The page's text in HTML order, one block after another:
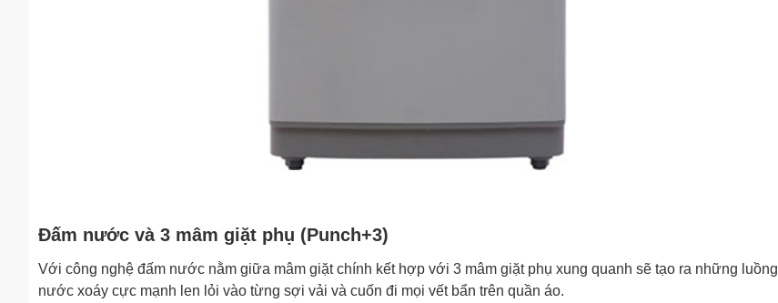
Đấm nước và 3 mâm giặt phụ (Punch+3)
Với công nghệ đấm nước nằm giữa mâm giặt chính kết hợp với 3 mâm giặt phụ xung quanh sẽ tạo ra những luồng
nước xoáy cực mạnh len lỏi vào từng sợi vải và cuốn đi mọi vết bẩn trên quần áo.